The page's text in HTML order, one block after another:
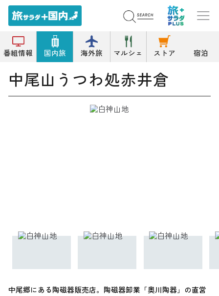
番組情報 国内旅 海外旅 マルシェ ストア 宿泊
トップ 画廊/ギャラリー 中尾山うつわ処赤井倉
中尾山うつわ処赤井倉
中尾郷にある陶磁器販売店。陶磁器卸業「奥川陶器」の直営